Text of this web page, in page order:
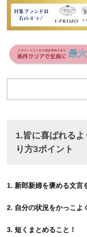
1.皆に喜ばれる
り方3ポイント
1. 新郎新婦を褒める文言
2. 自分の状況をかっこよ
3. 短くまとめること！